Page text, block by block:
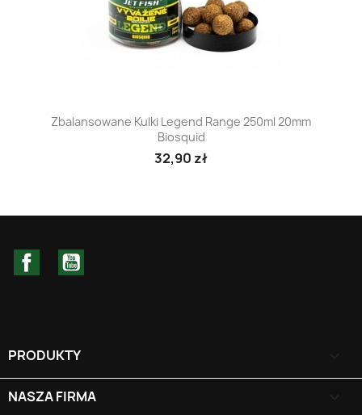
Zbalansowane Kulki Legend Range 250ml 20mm
Biosquid
32,90 zł
Facebook
PRODUKTY
NASZA FIRMA